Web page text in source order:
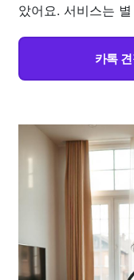
았어요. 서비스는
카톡